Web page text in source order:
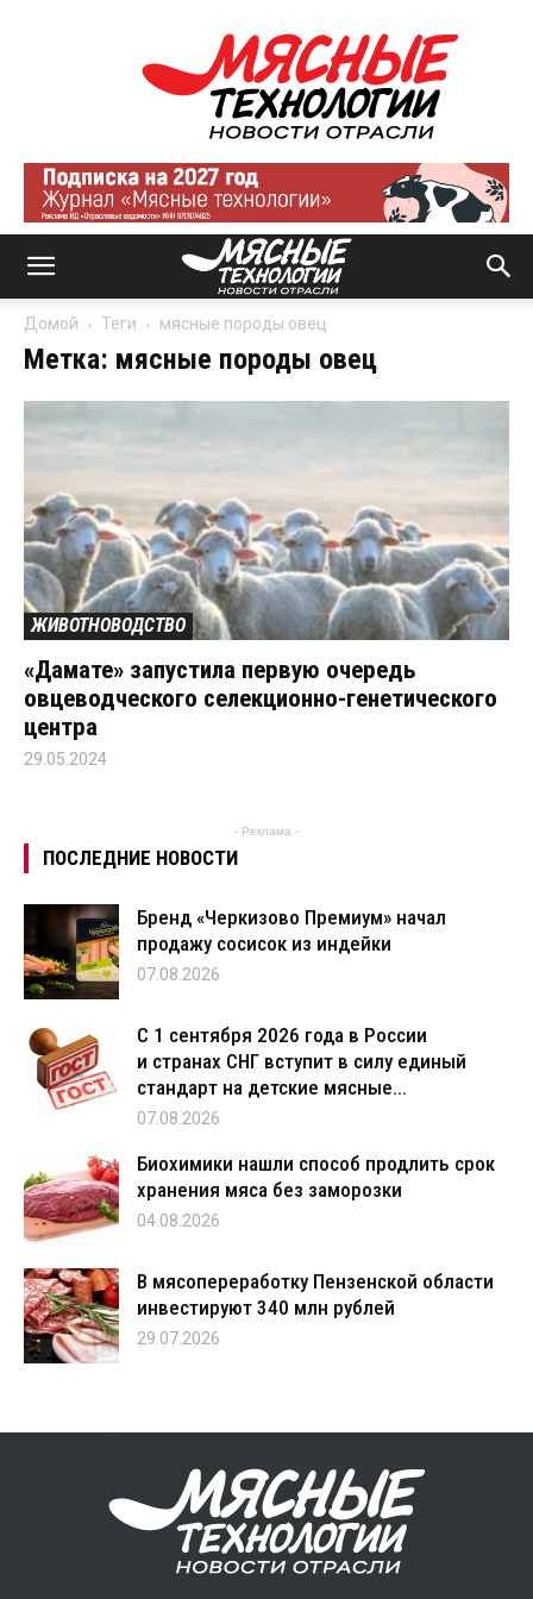
Мясные
технологии
|
Новости
отрасли
Домой Теги мясные породы овец
Метка: мясные породы овец
ЖИВОТНОВОДСТВО
«Дамате» запустила первую очередь
овцеводческого селекционно-генетического
центра
29.05.2024
- Реклама -
ПОСЛЕДНИЕ НОВОСТИ
Бренд «Черкизово Премиум» начал
продажу сосисок из индейки
07.08.2026
С 1 сентября 2026 года в России
и странах СНГ вступит в силу единый
стандарт на детские мясные...
07.08.2026
Биохимики нашли способ продлить срок
хранения мяса без заморозки
04.08.2026
В мясопереработку Пензенской области
инвестируют 340 млн рублей
29.07.2026